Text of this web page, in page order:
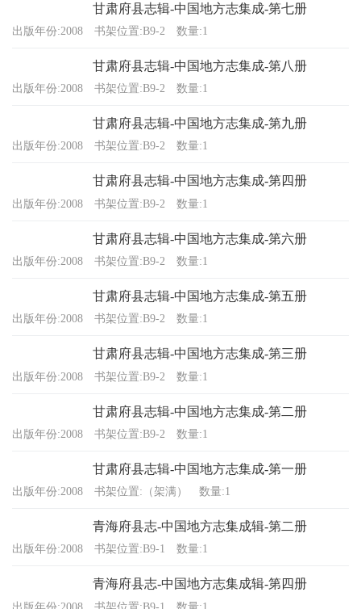
甘肃府县志辑-中国地方志集成-第七册
出版年份:2008 书架位置:B9-2 数量:1
甘肃府县志辑-中国地方志集成-第八册
出版年份:2008 书架位置:B9-2 数量:1
甘肃府县志辑-中国地方志集成-第九册
出版年份:2008 书架位置:B9-2 数量:1
甘肃府县志辑-中国地方志集成-第四册
出版年份:2008 书架位置:B9-2 数量:1
甘肃府县志辑-中国地方志集成-第六册
出版年份:2008 书架位置:B9-2 数量:1
甘肃府县志辑-中国地方志集成-第五册
出版年份:2008 书架位置:B9-2 数量:1
甘肃府县志辑-中国地方志集成-第三册
出版年份:2008 书架位置:B9-2 数量:1
甘肃府县志辑-中国地方志集成-第二册
出版年份:2008 书架位置:B9-2 数量:1
甘肃府县志辑-中国地方志集成-第一册
出版年份:2008 书架位置:（架满） 数量:1
青海府县志-中国地方志集成辑-第二册
出版年份:2008 书架位置:B9-1 数量:1
青海府县志-中国地方志集成辑-第四册